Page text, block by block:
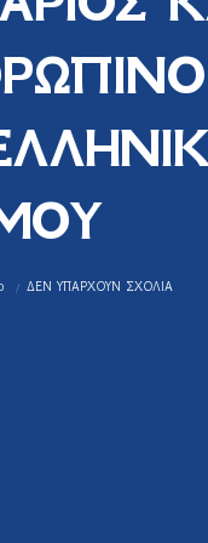
ΔΕΝ ΥΠΆΡΧΟΥΝ ΣΧΌΛΙΑ